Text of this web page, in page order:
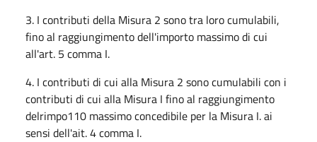
3. I contributi della Misura 2 sono tra loro cumulabili,
fino al raggiungimento dell'importo massimo di cui
all'art. 5 comma I.
4. I contributi di cui alla Misura 2 sono cumulabili con i
contributi di cui alla Misura I fino al raggiungimento
delrimpo110 massimo concedibile per la Misura I. ai
sensi dell'ait. 4 comma I.